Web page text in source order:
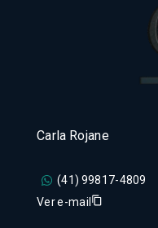
Carla Rojane
(41) 99817-4809
Ver e-mail